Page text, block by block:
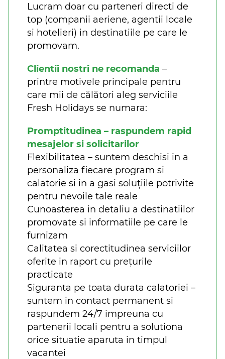
Lucram doar cu parteneri directi de
top (companii aeriene, agentii locale
si hotelieri) in destinatiile pe care le
promovam.
Clientii nostri ne recomanda –
printre motivele principale pentru
care mii de călători aleg serviciile
Fresh Holidays se numara:
Promptitudinea – raspundem rapid
mesajelor si solicitarilor
Flexibilitatea – suntem deschisi in a
personaliza fiecare program si
calatorie si in a gasi soluțiile potrivite
pentru nevoile tale reale
Cunoasterea in detaliu a destinatiilor
promovate si informatiile pe care le
furnizam
Calitatea si corectitudinea serviciilor
oferite in raport cu prețurile
practicate
Siguranta pe toata durata calatoriei –
suntem in contact permanent si
raspundem 24/7 impreuna cu
partenerii locali pentru a solutiona
orice situatie aparuta in timpul
vacantei